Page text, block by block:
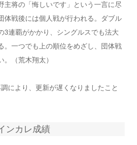
主将の「悔しいです」という一言に尽
体戦後には個人戦が行われる。ダブル
3連覇がかかり、シングルスでも法大
。一つでも上の順位をめざし、団体戦
（荒木翔太）
により、更新が遅くなりましたこと
ンカレ成績